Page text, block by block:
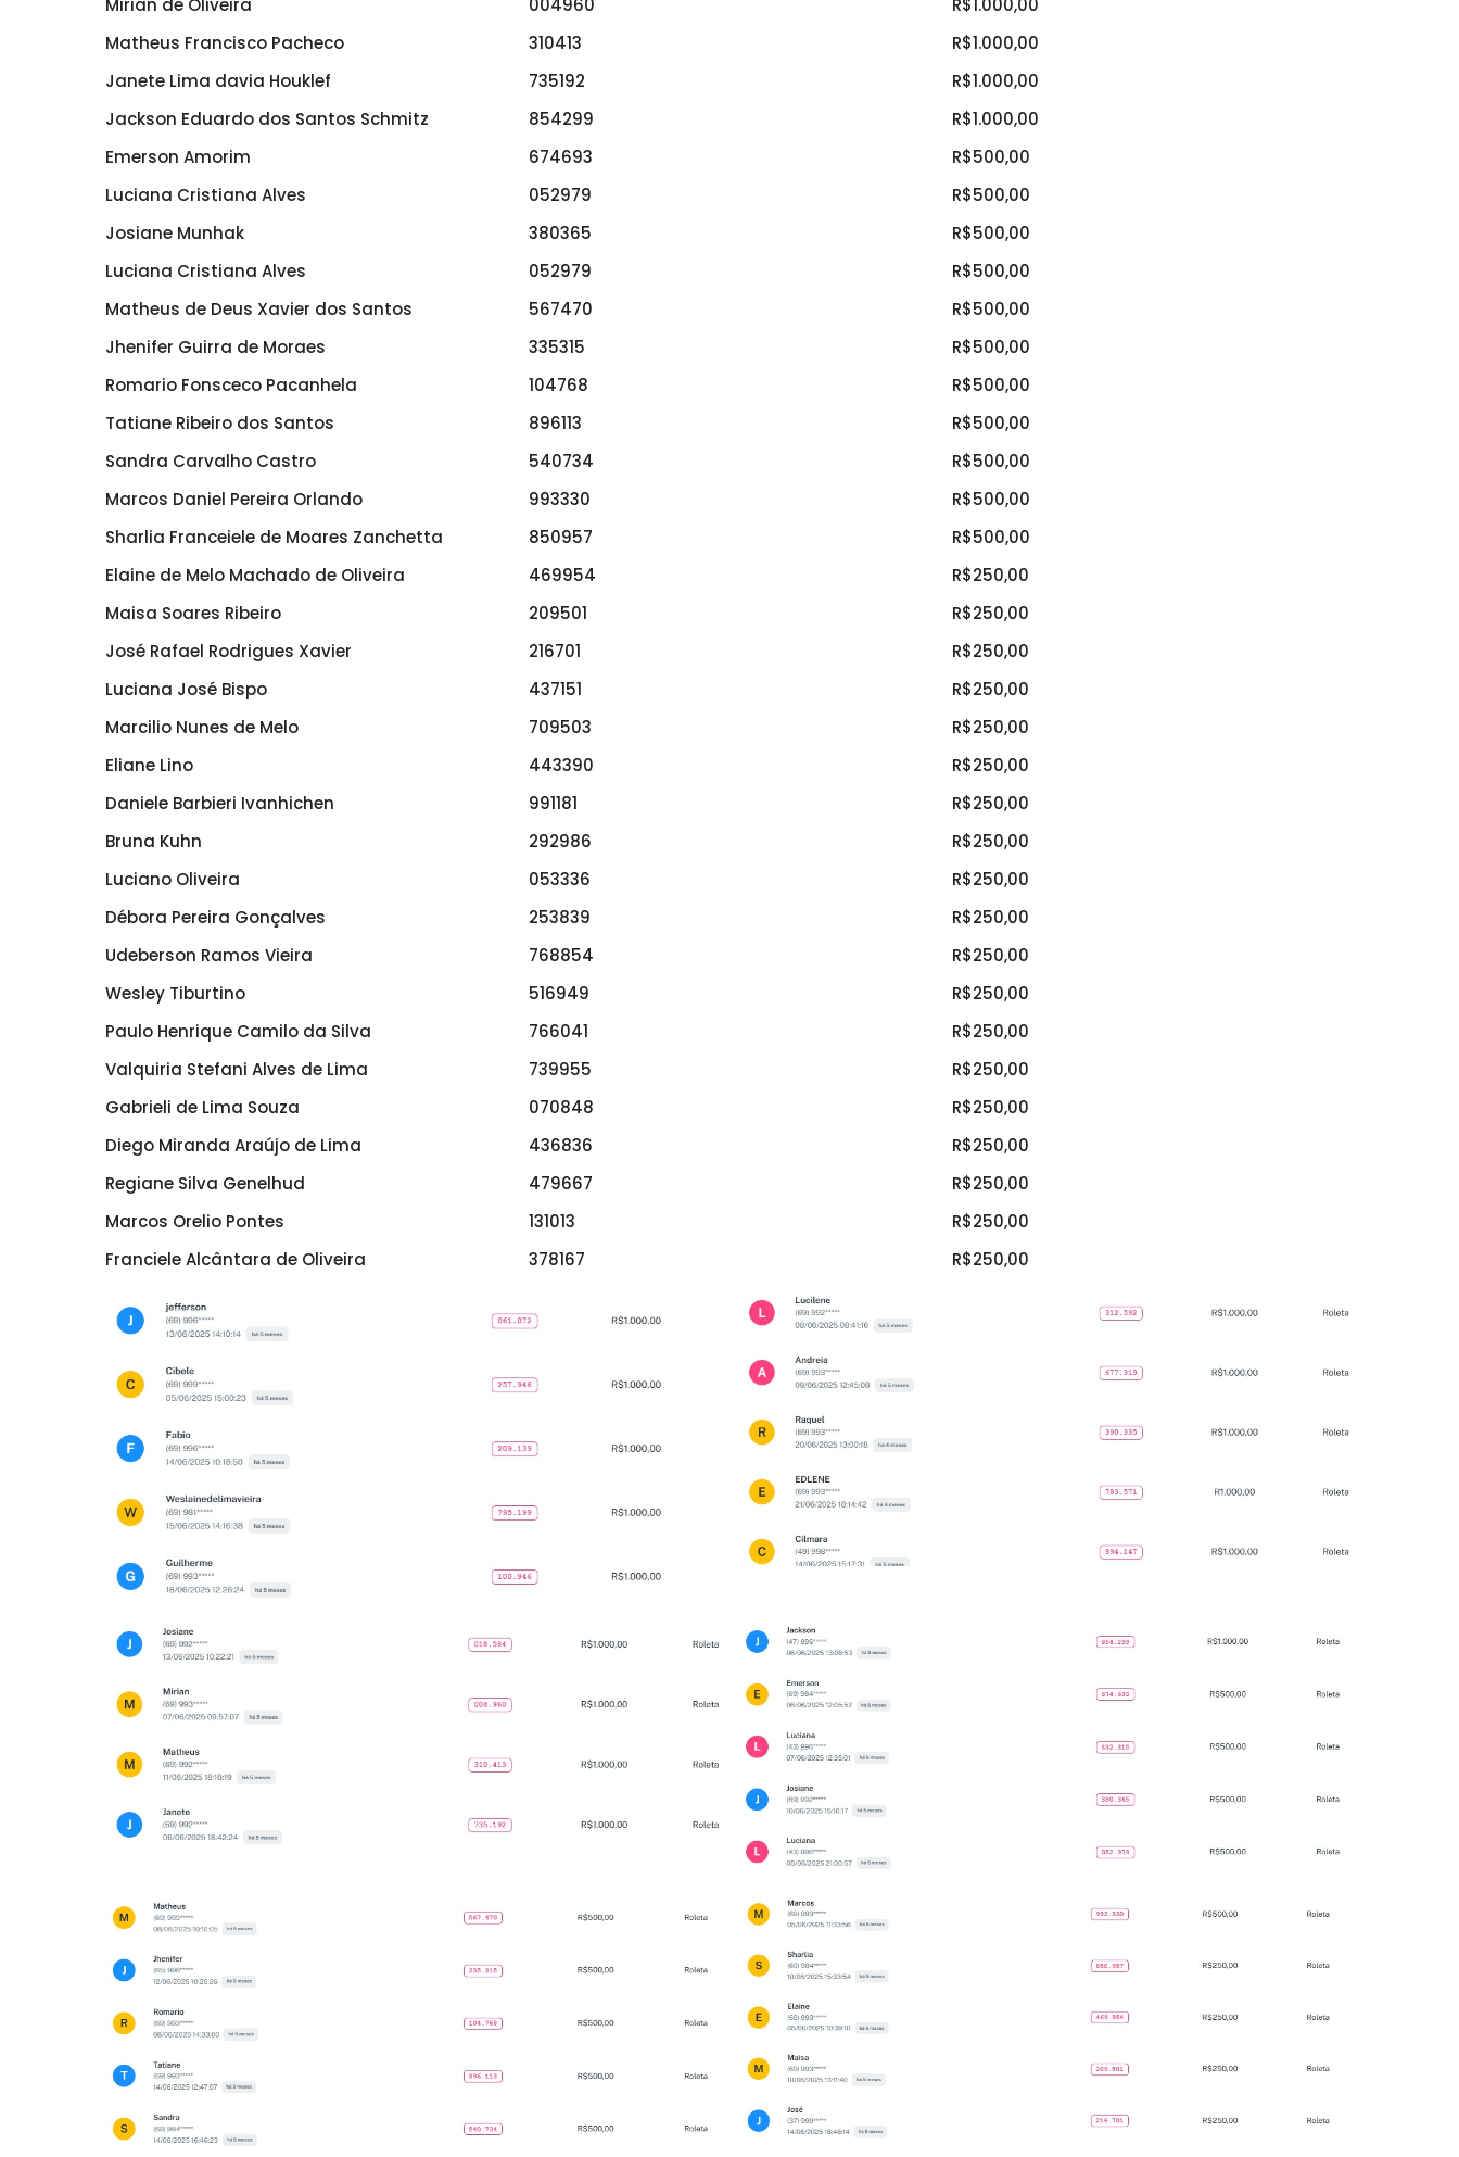
Mirian de Oliveira
004960
R$1.000,00
Matheus Francisco Pacheco
310413
R$1.000,00
Janete Lima davia Houklef
735192
R$1.000,00
Jackson Eduardo dos Santos Schmitz
854299
R$1.000,00
Emerson Amorim
674693
R$500,00
Luciana Cristiana Alves
052979
R$500,00
Josiane Munhak
380365
R$500,00
Luciana Cristiana Alves
052979
R$500,00
Matheus de Deus Xavier dos Santos
567470
R$500,00
Jhenifer Guirra de Moraes
335315
R$500,00
Romario Fonsceco Pacanhela
104768
R$500,00
Tatiane Ribeiro dos Santos
896113
R$500,00
Sandra Carvalho Castro
540734
R$500,00
Marcos Daniel Pereira Orlando
993330
R$500,00
Sharlia Franceiele de Moares Zanchetta
850957
R$500,00
Elaine de Melo Machado de Oliveira
469954
R$250,00
Maisa Soares Ribeiro
209501
R$250,00
José Rafael Rodrigues Xavier
216701
R$250,00
Luciana José Bispo
437151
R$250,00
Marcilio Nunes de Melo
709503
R$250,00
Eliane Lino
443390
R$250,00
Daniele Barbieri Ivanhichen
991181
R$250,00
Bruna Kuhn
292986
R$250,00
Luciano Oliveira
053336
R$250,00
Débora Pereira Gonçalves
253839
R$250,00
Udeberson Ramos Vieira
768854
R$250,00
Wesley Tiburtino
516949
R$250,00
Paulo Henrique Camilo da Silva
766041
R$250,00
Valquiria Stefani Alves de Lima
739955
R$250,00
Gabrieli de Lima Souza
070848
R$250,00
Diego Miranda Araújo de Lima
436836
R$250,00
Regiane Silva Genelhud
479667
R$250,00
Marcos Orelio Pontes
131013
R$250,00
Franciele Alcântara de Oliveira
378167 R$250,00